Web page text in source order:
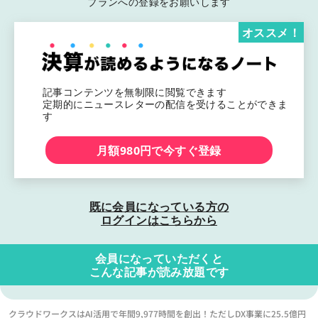
記事コンテンツを無制限に閲覧できます
定期的にニュースレターの配信を受けることができま
す
オススメ！
月額980円で今すぐ登録
既に会員になっている方の
ログインはこちらから
会員になっていただくと
こんな記事が読み放題です
クラウドワークスはAI活用で年間9,977時間を創出！ただしDX事業に25.5億円